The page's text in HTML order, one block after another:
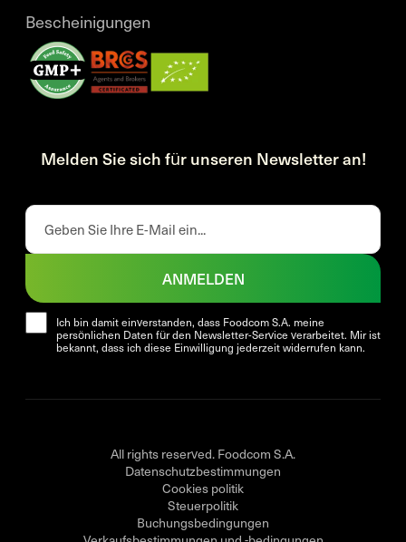
Bescheinigungen
Melden Sie sich für unseren Newsletter an!
Ich bin damit einverstanden, dass Foodcom S.A. meine
persönlichen Daten für den Newsletter-Service verarbeitet. Mir ist
bekannt, dass ich diese Einwilligung jederzeit widerrufen kann.
ANMELDEN
All rights reserved. Foodcom S.A.
Datenschutzbestimmungen
Cookies politik
Steuerpolitik
Buchungsbedingungen